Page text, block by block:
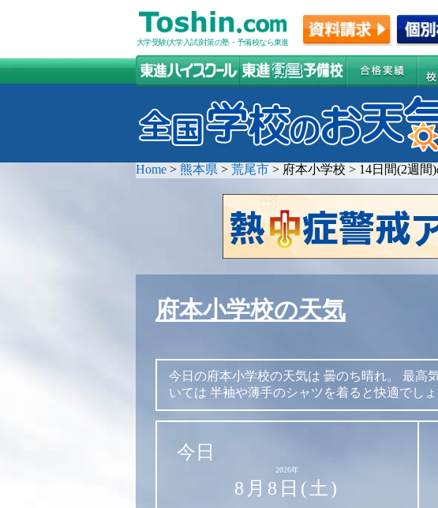
大学受験(大学入試)対策の塾・予備校なら東進
Home > 熊本県 > 荒尾市 > 府本小学校 > 14日間(2週間
府本小学校の天気
今日の府本小学校の天気は 曇のち晴れ。 最高
いては 半袖や薄手のシャツを着ると快適でしょ
今日
2026年
8月8日(土)